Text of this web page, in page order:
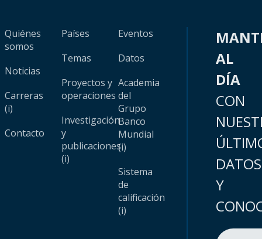
Quiénes
somos
Noticias
Carreras
(i)
Contacto
Países
Temas
Proyectos y
operaciones
Investigación
y
publicaciones
(i)
Eventos
Datos
Academia
del
Grupo
Banco
Mundial
(i)
Sistema
de
calificación
(i)
AL
DÍA
CON
DATOS
Y